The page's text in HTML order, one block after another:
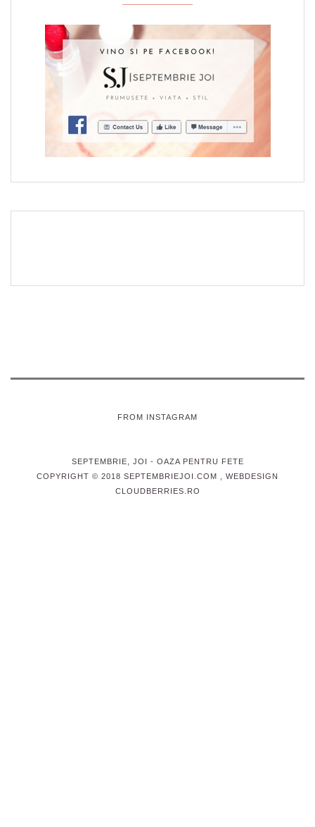
FROM INSTAGRAM
SEPTEMBRIE, JOI
- OAZA PENTRU FETE
COPYRIGHT © 2018 SEPTEMBRIEJOI.COM , WEBDESIGN
CLOUDBERRIES.RO